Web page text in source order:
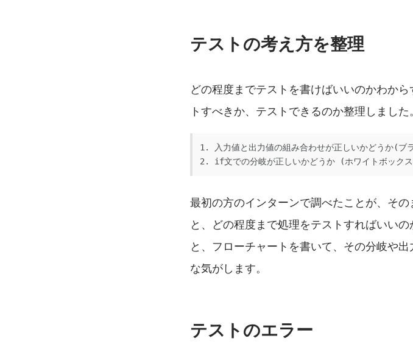
テストの考え方を整理
どの程度までテストを書けばいいのかわか
トすべきか、テストできるのか整理しました。
1. 入力値と出力値の組み合わせが正しいかどうか(ブ
2. if文での分岐が正しいかどうか (ホワイトボックス
最初の方のインターンで調べたことが、そ
と、どの程度まで処理をテストすればいい
と、フローチャートを書いて、その分岐や
な気がします。
テストのエラー